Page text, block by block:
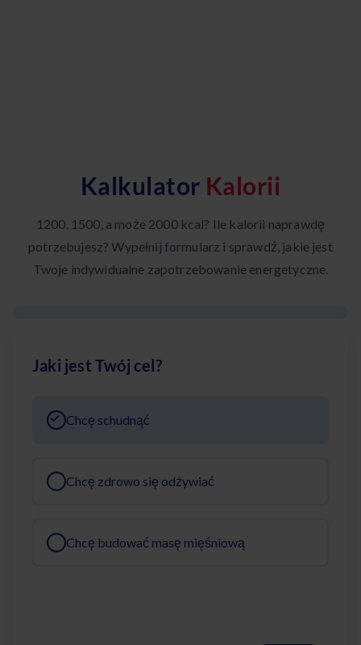
Kalkulator Kalorii
1200, 1500, a może 2000 kcal? Ile kalorii naprawdę
potrzebujesz? Wypełnij formularz i sprawdź, jakie jest
Twoje indywidualne zapotrzebowanie energetyczne.
Jaki jest Twój cel?
Chcę schudnąć
Chcę zdrowo się odżywiać
Chcę budować masę mięśniową